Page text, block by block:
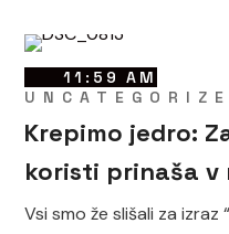
11:59 AM
Krepimo jedro:
koristi prinaša v
Vsi smo že slišali za